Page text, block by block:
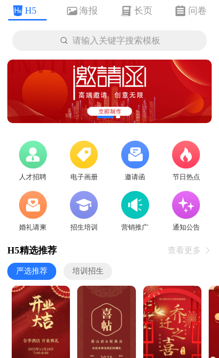
H5 海报 长页 问卷
 请输入关键字搜索模板
人才招聘 电子画册 邀请函 节日热点
婚礼请柬 招生培训 营销推广 通知公告
H5精选推荐 查看更多 
严选推荐 培训招生